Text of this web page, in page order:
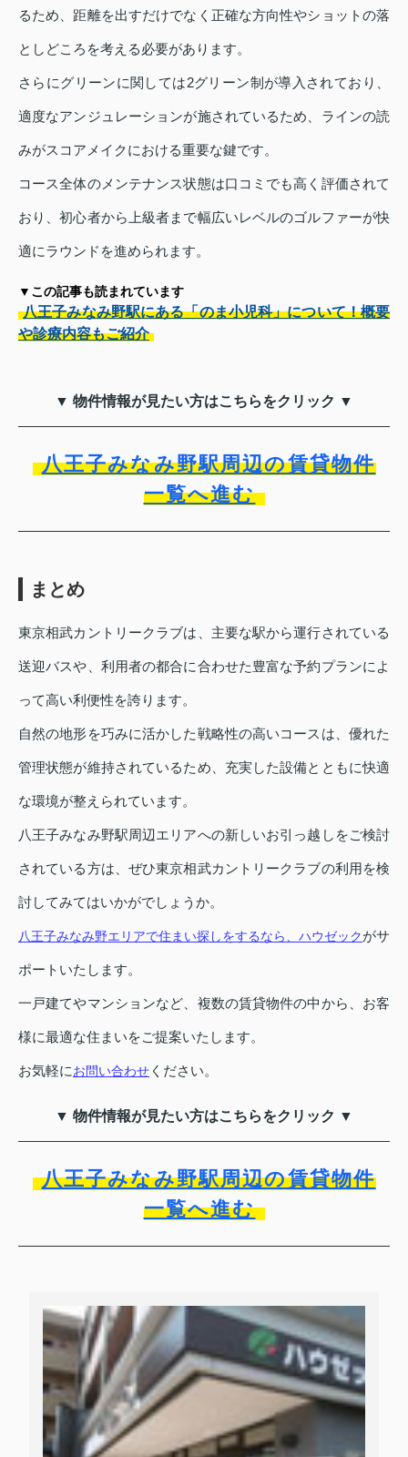
るため、距離を出すだけでなく正確な方向性やショットの落
としどころを考える必要があります。
さらにグリーンに関しては2グリーン制が導入されており、
適度なアンジュレーションが施されているため、ラインの読
みがスコアメイクにおける重要な鍵です。
コース全体のメンテナンス状態は口コミでも高く評価されて
おり、初心者から上級者まで幅広いレベルのゴルファーが快
適にラウンドを進められます。
▼この記事も読まれています
八王子みなみ野駅にある「のま小児科」について！概要
や診療内容もご紹介
▼ 物件情報が見たい方はこちらをクリック ▼
八王子みなみ野駅周辺の賃貸物件
一覧へ進む
まとめ
東京相武カントリークラブは、主要な駅から運行されている
送迎バスや、利用者の都合に合わせた豊富な予約プランによ
って高い利便性を誇ります。
自然の地形を巧みに活かした戦略性の高いコースは、優れた
管理状態が維持されているため、充実した設備とともに快適
な環境が整えられています。
八王子みなみ野駅周辺エリアへの新しいお引っ越しをご検討
されている方は、ぜひ東京相武カントリークラブの利用を検
討してみてはいかがでしょうか。
八王子みなみ野エリアで住まい探しをするなら、ハウゼックがサ
ポートいたします。
一戸建てやマンションなど、複数の賃貸物件の中から、お客
様に最適な住まいをご提案いたします。
お気軽にお問い合わせ ください。
▼ 物件情報が見たい方はこちらをクリック ▼
八王子みなみ野駅周辺の賃貸物件
一覧へ進む